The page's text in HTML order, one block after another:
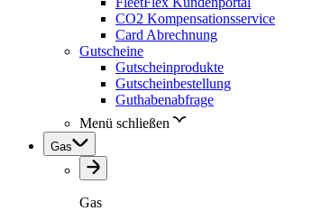
CO2 Kompensationsservice
Card Abrechnung
Gutscheine
Gutscheinprodukte
Gutscheinbestellung
Guthabenabfrage
Menü schließen
Gas
Gas